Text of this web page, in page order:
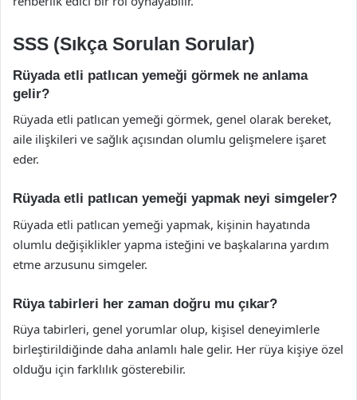
SSS (Sıkça Sorulan Sorular)
Rüyada etli patlıcan yemeği görmek ne anlama
gelir?
Rüyada etli patlıcan yemeği görmek, genel olarak bereket,
aile ilişkileri ve sağlık açısından olumlu gelişmelere işaret
eder.
Rüyada etli patlıcan yemeği yapmak neyi simgeler?
Rüyada etli patlıcan yemeği yapmak, kişinin hayatında
olumlu değişiklikler yapma isteğini ve başkalarına yardım
etme arzusunu simgeler.
Rüya tabirleri her zaman doğru mu çıkar?
Rüya tabirleri, genel yorumlar olup, kişisel deneyimlerle
birleştirildiğinde daha anlamlı hale gelir. Her rüya kişiye özel
olduğu için farklılık gösterebilir.